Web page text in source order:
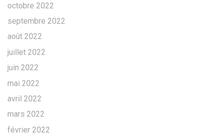
octobre 2022
septembre 2022
août 2022
juillet 2022
juin 2022
mai 2022
avril 2022
mars 2022
février 2022